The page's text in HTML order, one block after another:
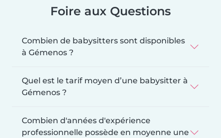
Foire aux Questions
Combien de babysitters sont disponibles
à Gémenos ?
Quel est le tarif moyen d’une babysitter à
Gémenos ?
Combien d'années d'expérience
professionnelle possède en moyenne une